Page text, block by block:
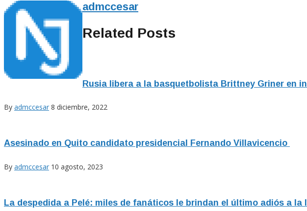
admccesar
Related Posts
Rusia libera a la basquetbolista Brittney Griner en
By admccesar 8 diciembre, 2022
Asesinado en Quito candidato presidencial Fernando Villavicencio
By admccesar 10 agosto, 2023
La despedida a Pelé: miles de fanáticos le brindan el último adiós a